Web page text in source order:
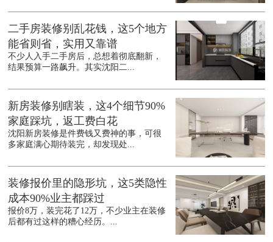
二手房装修别乱花钱，这5个地方
能省则省，实用又靠谱
不少人入手二手房后，总想着彻底翻新，
结果预算一路飙升。其实沈阳二...
新房装修别瞎装，这4个细节90%
家庭踩坑，返工费白花
沈阳新房装修是件费钱又费神的事，可很
多家庭满心期待装完，却发现处...
装修报价里的隐形坑，这5类隐性
成本90%业主都踩过
报价8万，装完花了12万，不少业主在装修
后都有过这样的糟心经历。...